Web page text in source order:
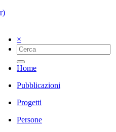
×
Home
Pubblicazioni
Progetti
Persone